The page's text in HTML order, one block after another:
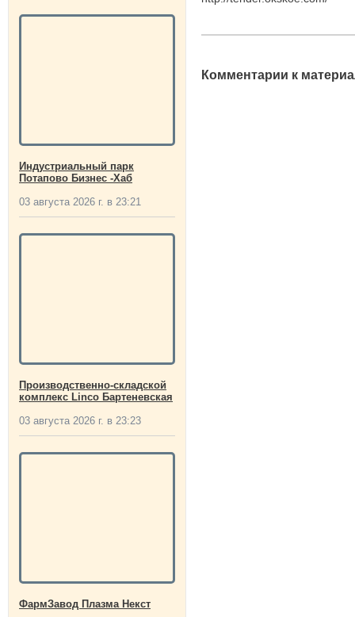
Индустриальный парк
Потапово Бизнес -Хаб
03 августа 2026 г. в 23:21
Производственно-складской
комплекс Linco Бартеневская
03 августа 2026 г. в 23:23
ФармЗавод Плазма Некст
Комментарии к